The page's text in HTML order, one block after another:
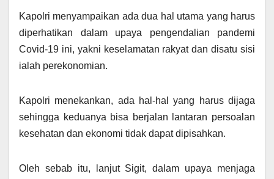
Kapolri menyampaikan ada dua hal utama yang harus
diperhatikan dalam upaya pengendalian pandemi
Covid-19 ini, yakni keselamatan rakyat dan disatu sisi
ialah perekonomian.
Kapolri menekankan, ada hal-hal yang harus dijaga
sehingga keduanya bisa berjalan lantaran persoalan
kesehatan dan ekonomi tidak dapat dipisahkan.
Oleh sebab itu, lanjut Sigit, dalam upaya menjaga